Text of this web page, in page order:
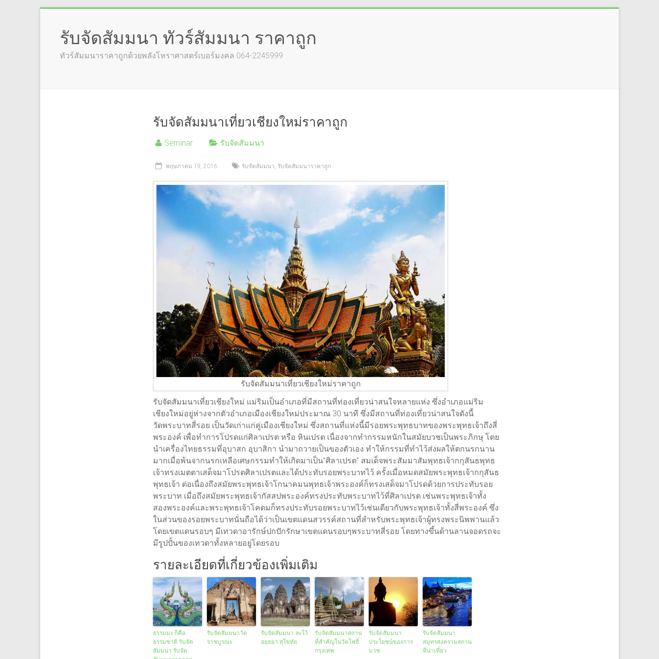
รับจัดสัมมนา ทัวร์สัมมนา ราคาถูก
ทัวร์สัมมนาราคาถูกด้วยพลังโหราศาสตร์เบอร์มงคล 064-2245999
รับจัดสัมมนาเที่ยวเชียงใหม่ราคาถูก
Seminar รับจัดสัมมนา
พฤษภาคม 19, 2016 รับจัดสัมมนา, รับจัดสัมมนาราคาถูก
รับจัดสัมมนาเที่ยวเชียงใหม่ราคาถูก
รับจัดสัมมนาเที่ยวเชียงใหม่ แม่ริมเป็นอำเภอที่มีสถานที่ท่องเที่ยวน่าสนใจหลายแห่ง ซึ่งอำเภอแม่ริม
เชียงใหม่อยู่ห่างจากตัวอำเภอเมืองเชียงใหม่ประมาณ 30 นาที ซึ่งมีสถานที่ท่องเที่ยวน่าสนใจดังนี้
วัดพระบาทสี่รอย เป็นวัดเก่าแก่คู่เมืองเชียงใหม่ ซึ่งสถานที่แห่งนี้มีรอยพระพุทธบาทของพระพุทธเจ้าถึงสี่
พระองค์ เพื่อทำการโปรดแก่ศิลาเปรต หรือ หินเปรต เนื่องจากทำกรรมหนักในสมัยบวชเป็นพระภิกษุ โดย
นำเครื่องไทยธรรมที่อุบาสก อุบาสิกา นำมาถวายเป็นของตัวเอง ทำให้กรรมที่ทำไว้ส่งผลให้ตกนรกนาน
มากเมื่อพ้นจากนรกเหลือเศษกรรมทำให้เกิดมาเป็น”ศิลาเปรต” สมเด็จพระสัมมาสัมพุทธเจ้ากกุสันธพุทธ
เจ้าทรงเมตตาเสด็จมาโปรดศิลาเปรตและได้ประทับรอยพระบาทไว้ ครั้งเมื่อหมดสมัยพระพุทธเจ้ากกุสันธ
พุทธเจ้า ต่อเนื่องถึงสมัยพระพุทธเจ้าโกนาคมนพุทธเจ้าพระองค์ก็ทรงเสด็จมาโปรดด้วยการประทับรอย
พระบาท เมื่อถึงสมัยพระพุทธเจ้ากัสสปพระองค์ทรงประทับพระบาทไว้ที่ศิลาเปรต เช่นพระพุทธเจ้าทั้ง
สองพระองค์และพระพุทธเจ้าโคตมก็ทรงประทับรอยพระบาทไว้เช่นเดียวกับพระพุทธเจ้าทั้งสี่พระองค์ ซึ่ง
ในส่วนของรอยพระบาทนั่นถือได้ว่าเป็นเขตแดนสวรรค์สถานที่สำหรับพระพุทธเจ้าผู้ทรงพระนิพพานแล้ว
โดยเขตแดนรอบๆ มีเทวดาอารักษ์ปกปักรักษาเขตแดนรอบๆพระบาทสี่รอย โดยทางขึ้นด้านลานจอดรถจะ
มีรูปปั้นของเทวดาทั้งหลายอยู่โดยรอบ
รายละเอียดที่เกี่ยวข้องเพิ่มเติม
ธรรมมะ ก็คือ
ธรรมชาติ รับจัด
สัมมนา รับจัด
รับจัดสัมมนาวัด
ราชบูรณะ
รับจัดสัมมนา ละโว้
อยุธยา สุโขทัย
รับจัดสัมมนาสถาน
ที่สำคัญในวัดโพธิ์
กรุงเทพ
รับจัดสัมมนา
ประโยชน์ของการ
บวช
รับจัดสัมมนา
สมุทรสงครามสถาน
ที่น่าเที่ยว